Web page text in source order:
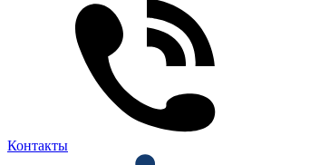
Контакты